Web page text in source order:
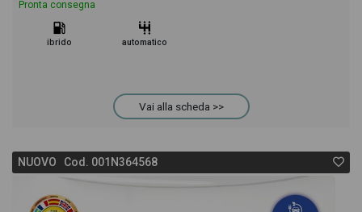
Pronta consegna
ibrido automatico
Vai alla scheda >>
NUOVO Cod. 001N364568